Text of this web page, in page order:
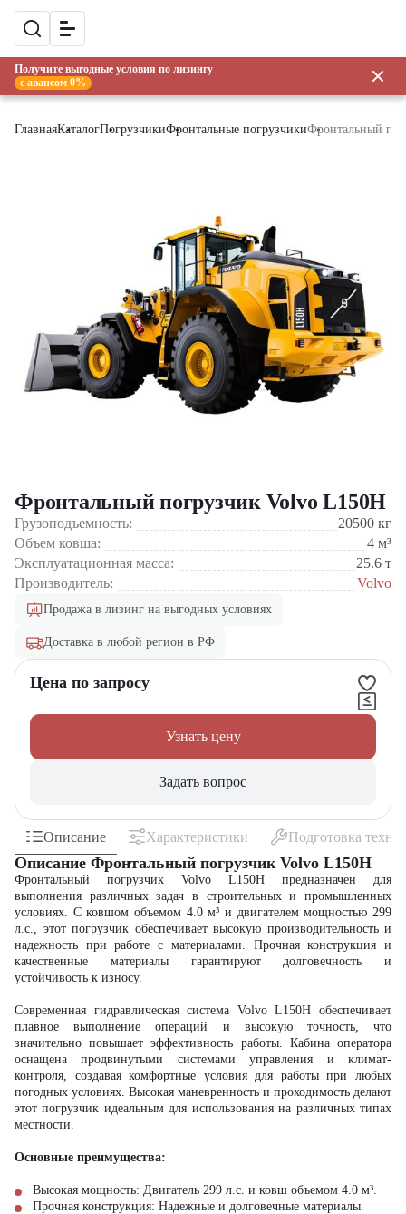
Получите выгодные условия по лизингу
с авансом 0%
ГлавнаяКаталогПогрузчикиФронтальные погрузчикиФронтальный
Фронтальный погрузчик Volvo L150H
Грузоподъемность: 20500 кг
Объем ковша:
4 м³
Эксплуатационная масса:
25.6 т
Производитель:
Volvo
Продажа в лизинг на выгодных условиях
Доставка в любой регион в РФ
Цена по запросу
Узнать цену
Задать вопрос
Описание Характеристики Подготовка
Описание Фронтальный погрузчик Volvo L150H
Фронтальный погрузчик Volvo L150H предназначен для
выполнения различных задач в строительных и промышленных
условиях. С ковшом объемом 4.0 м³ и двигателем мощностью 299
л.с., этот погрузчик обеспечивает высокую производительность и
надежность при работе с материалами. Прочная конструкция и
качественные материалы гарантируют долговечность и
устойчивость к износу.
Современная гидравлическая система Volvo L150H обеспечивает
плавное выполнение операций и высокую точность, что
значительно повышает эффективность работы. Кабина оператора
оснащена продвинутыми системами управления и климат-
контроля, создавая комфортные условия для работы при любых
погодных условиях. Высокая маневренность и проходимость делают
этот погрузчик идеальным для использования на различных типах
местности.
Основные преимущества:
Высокая мощность: Двигатель 299 л.с. и ковш объемом 4.0 м³.
Прочная конструкция: Надежные и долговечные материалы.